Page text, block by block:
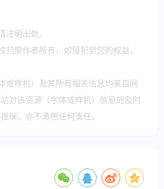
明出处。
归原作者所有，如侵犯到您的权益，
或样机）及其所有相关信息均来自网
对该资源（字体或样机）信息的及时
保，亦不承担任何责任。